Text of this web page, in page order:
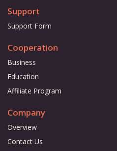
Support
Support Form
Cooperation
Business
Education
Affiliate Program
Company
Overview
Contact Us